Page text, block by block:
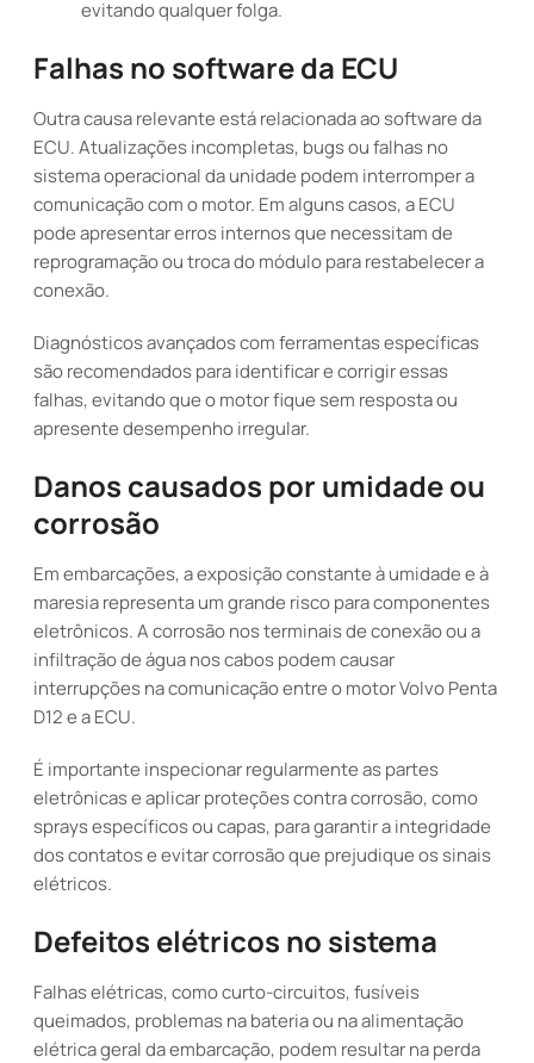
evitando qualquer folga.
Falhas no software da ECU
Outra causa relevante está relacionada ao software da
ECU. Atualizações incompletas, bugs ou falhas no
sistema operacional da unidade podem interromper a
comunicação com o motor. Em alguns casos, a ECU
pode apresentar erros internos que necessitam de
reprogramação ou troca do módulo para restabelecer a
conexão.
Diagnósticos avançados com ferramentas específicas
são recomendados para identificar e corrigir essas
falhas, evitando que o motor fique sem resposta ou
apresente desempenho irregular.
Danos causados por umidade ou
corrosão
Em embarcações, a exposição constante à umidade e à
maresia representa um grande risco para componentes
eletrônicos. A corrosão nos terminais de conexão ou a
infiltração de água nos cabos podem causar
interrupções na comunicação entre o motor Volvo Penta
D12 e a ECU.
É importante inspecionar regularmente as partes
eletrônicas e aplicar proteções contra corrosão, como
sprays específicos ou capas, para garantir a integridade
dos contatos e evitar corrosão que prejudique os sinais
elétricos.
Defeitos elétricos no sistema
Falhas elétricas, como curto-circuitos, fusíveis
queimados, problemas na bateria ou na alimentação
elétrica geral da embarcação, podem resultar na perda